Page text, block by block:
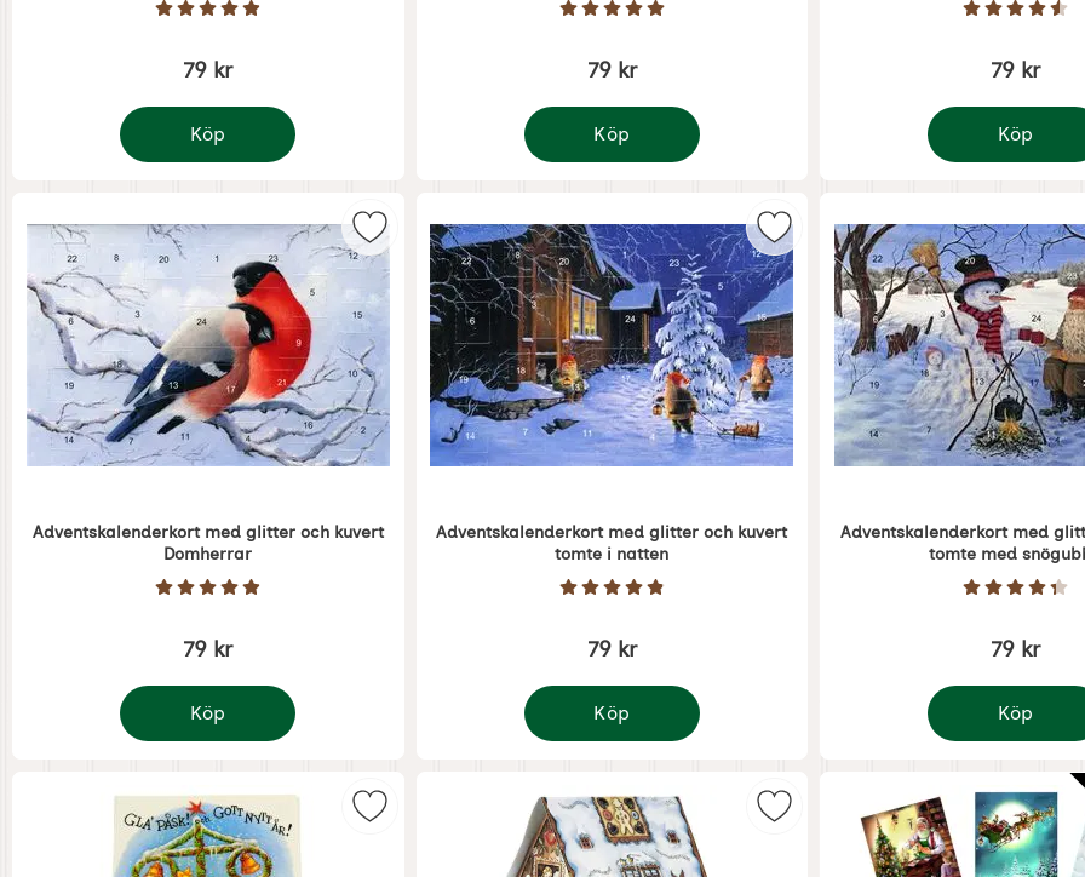
Betyg: 4.9 Stjärnor av 5
79 kr
Köp
Adventskalenderkort med glitter och kuvert tomte med älg
Betyg: 5 Stjärnor av 5
79 kr
Köp
Adventskalenderkort med glitter och kuvert tomte
Betyg:
79 kr
Köp
Adventskalenderkort med glitter och kuvert
Domherrar
Betyg: 4.9 Stjärnor av 5
79 kr
Köp
Adventskalenderkort med glitter och kuvert Domherrar
Markera adventskalenderkort med glitter och kuvert Domherrar som favorit
Adventskalenderkort med glitter och kuvert
tomte i natten
Betyg: 4.9 Stjärnor av 5
79 kr
Köp
Adventskalenderkort med glitter och kuvert tomte i
Markera adventskalenderkort
Adventskalenderkort med
tomte med
Betyg:
79 kr
Köp
Markera julkort julåret som favorit Markera adventskalender